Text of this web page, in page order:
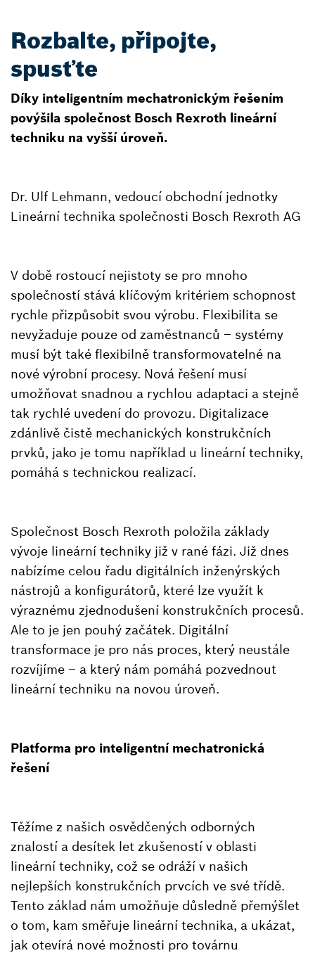
Rozbalte, připojte,
spusťte
Díky inteligentním mechatronickým řešením
povýšila společnost Bosch Rexroth lineární
techniku na vyšší úroveň.
Dr. Ulf Lehmann, vedoucí obchodní jednotky
Lineární technika společnosti Bosch Rexroth AG
V době rostoucí nejistoty se pro mnoho
společností stává klíčovým kritériem schopnost
rychle přizpůsobit svou výrobu. Flexibilita se
nevyžaduje pouze od zaměstnanců – systémy
musí být také flexibilně transformovatelné na
nové výrobní procesy. Nová řešení musí
umožňovat snadnou a rychlou adaptaci a stejně
tak rychlé uvedení do provozu. Digitalizace
zdánlivě čistě mechanických konstrukčních
prvků, jako je tomu například u lineární techniky,
pomáhá s technickou realizací.
Společnost Bosch Rexroth položila základy
vývoje lineární techniky již v rané fázi. Již dnes
nabízíme celou řadu digitálních inženýrských
nástrojů a konfigurátorů, které lze využít k
výraznému zjednodušení konstrukčních procesů.
Ale to je jen pouhý začátek. Digitální
transformace je pro nás proces, který neustále
rozvíjíme – a který nám pomáhá pozvednout
lineární techniku na novou úroveň.
Platforma pro inteligentní mechatronická
řešení
Těžíme z našich osvědčených odborných
znalostí a desítek let zkušeností v oblasti
lineární techniky, což se odráží v našich
nejlepších konstrukčních prvcích ve své třídě.
Tento základ nám umožňuje důsledně přemýšlet
o tom, kam směřuje lineární technika, a ukázat,
jak otevírá nové možnosti pro továrnu